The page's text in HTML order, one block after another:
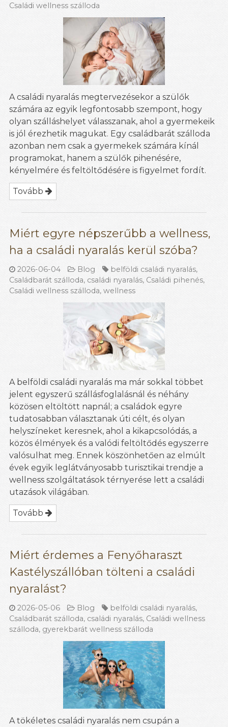
Családi wellness szálloda
A családi nyaralás megtervezésekor a szülők
számára az egyik legfontosabb szempont, hogy
olyan szálláshelyet válasszanak, ahol a gyermekeik
is jól érezhetik magukat. Egy családbarát szálloda
azonban nem csak a gyermekek számára kínál
programokat, hanem a szülők pihenésére,
kényelmére és feltöltődésére is figyelmet fordít.
Tovább
Miért egyre népszerűbb a wellness,
ha a családi nyaralás kerül szóba?
2026-06-04 Blog belföldi családi nyaralás,
Családbarát szálloda, családi nyaralás, Családi pihenés,
Családi wellness szálloda, wellness
A belföldi családi nyaralás ma már sokkal többet
jelent egyszerű szállásfoglalásnál és néhány
közösen eltöltött napnál; a családok egyre
tudatosabban választanak úti célt, és olyan
helyszíneket keresnek, ahol a kikapcsolódás, a
közös élmények és a valódi feltöltődés egyszerre
valósulhat meg. Ennek köszönhetően az elmúlt
évek egyik leglátványosabb turisztikai trendje a
wellness szolgáltatások térnyerése lett a családi
utazások világában.
Tovább
Miért érdemes a Fenyőharaszt
Kastélyszállóban tölteni a családi
nyaralást?
2026-05-06 Blog belföldi családi nyaralás,
Családbarát szálloda, családi nyaralás, Családi wellness
szálloda, gyerekbarát wellness szálloda
A tökéletes családi nyaralás nem csupán a